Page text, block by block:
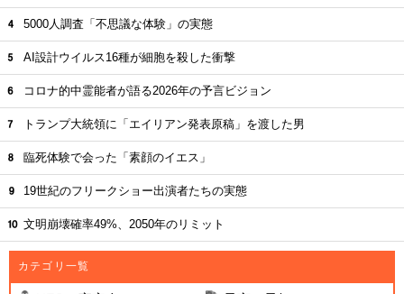
5000人調査「不思議な体験」の実態
AI設計ウイルス16種が細胞を殺した衝撃
コロナ的中霊能者が語る2026年の予言ビジョン
トランプ大統領に「エイリアン発表原稿」を渡した男
臨死体験で会った「素顔のイエス」
19世紀のフリークショー出演者たちの実態
文明崩壊確率49%、2050年のリミット
カテゴリ一覧